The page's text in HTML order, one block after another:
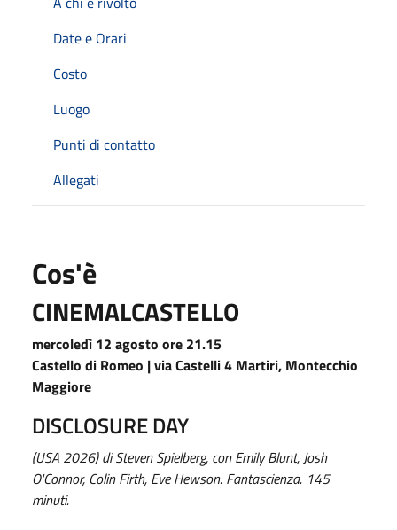
Date e Orari
Costo
Luogo
Punti di contatto
Allegati
Cos'è
CINEMALCASTELLO
mercoledì 12 agosto ore 21.15
Castello di Romeo | via Castelli 4 Martiri, Montecchio
Maggiore
DISCLOSURE DAY
(USA 2026) di Steven Spielberg, con Emily Blunt, Josh
O'Connor, Colin Firth, Eve Hewson. Fantascienza. 145
minuti.